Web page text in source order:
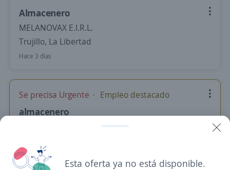
Almacenero
MELANOVAX E.I.R.L.
Trujillo, La Libertad
Hace 3 días
Se precisa Urgente Empleo destacado
almacenero
Hace 4 días
Esta oferta ya no está disponible.